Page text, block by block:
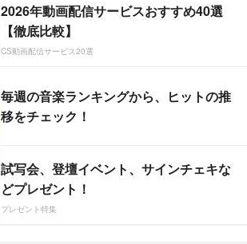
2026年動画配信サービスおすすめ40選
【徹底比較】
CS動画配信サービス20選
毎週の音楽ランキングから、ヒットの推
移をチェック！
試写会、登壇イベント、サインチェキな
どプレゼント！
プレゼント特集